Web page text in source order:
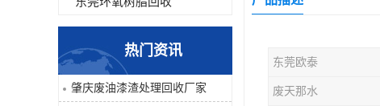
回收废清洗剂
废液压油回收
热门资讯
肇庆废油漆渣处理回收厂家
东莞欧泰
废天那水